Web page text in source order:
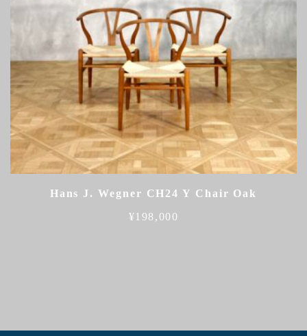
Hans J. Wegner CH24 Y Chair Oak
¥198,000